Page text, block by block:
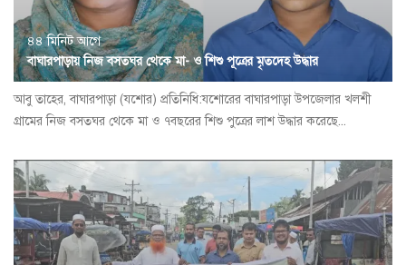
৪৪ মিনিট আগে
বাঘারপাড়ায় নিজ বসতঘর থেকে মা- ও শিশু পূত্রের মৃতদেহ উদ্ধার
আবু তাহের, বাঘারপাড়া (যশোর) প্রতিনিধি:যশোরের বাঘারপাড়া উপজেলার খলশী
গ্রামের নিজ বসতঘর থেকে মা ও ৭বছরের শিশু পুত্রের লাশ উদ্ধার করেছে...